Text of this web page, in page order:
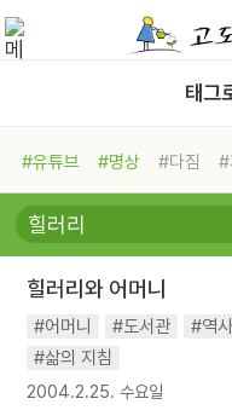
태그
#유튜브 #명상 #다짐 #
#비전캠프
#독서캠프 #삶
#희망
#나눔 #친구 #링
#독서
#건강 #면역력
힐러리와 어머니
#어머니 #도서관 #역사
#삶의 지침
2004.2.25. 수요일